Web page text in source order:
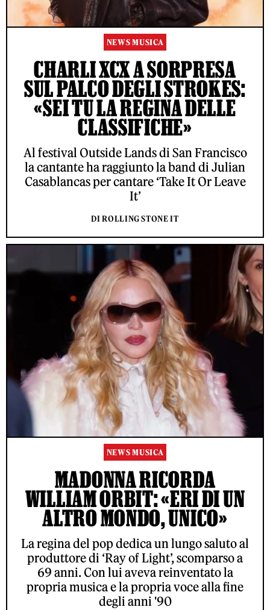
NEWS MUSICA
CHARLI XCX A SORPRESA
SUL PALCO DEGLI STROKES:
«SEI TU LA REGINA DELLE
CLASSIFICHE»
Al festival Outside Lands di San Francisco
la cantante ha raggiunto la band di Julian
Casablancas per cantare ‘Take It Or Leave
It’
DI ROLLING STONE IT
NEWS MUSICA
MADONNA RICORDA
WILLIAM ORBIT: «ERI DI UN
ALTRO MONDO, UNICO»
La regina del pop dedica un lungo saluto al
produttore di ‘Ray of Light’, scomparso a
69 anni. Con lui aveva reinventato la
propria musica e la propria voce alla fine
degli anni '90